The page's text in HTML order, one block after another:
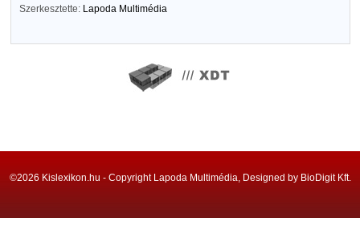
Szerkesztette: Lapoda Multimédia
©2026 Kislexikon.hu - Copyright Lapoda Multimédia, Designed by BioDigit Kft.